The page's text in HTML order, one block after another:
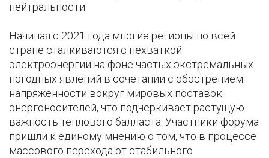
нейтральности.
Начиная с 2021 года многие регионы по всей
стране сталкиваются с нехваткой
электроэнергии на фоне частых экстремальных
погодных явлений в сочетании с обострением
напряженности вокруг мировых поставок
энергоносителей, что подчеркивает растущую
важность теплового балласта. Участники форума
пришли к единому мнению о том, что в процессе
массового перехода от стабильного